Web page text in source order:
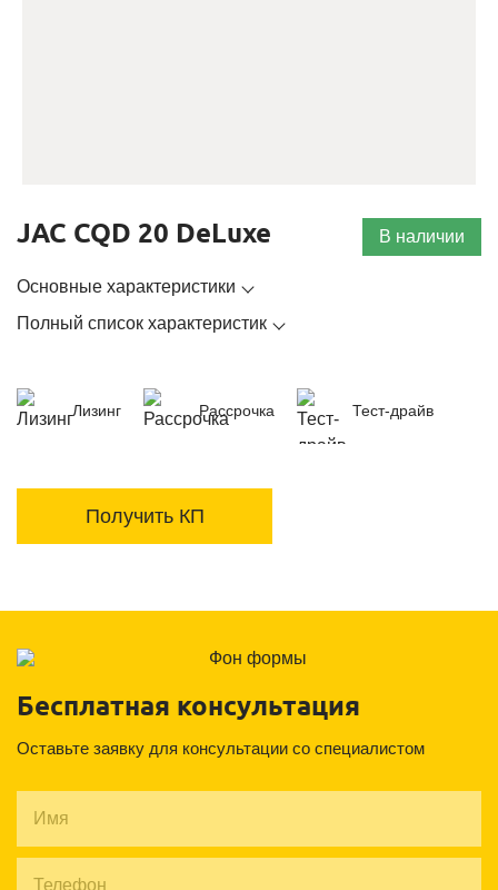
В наличии
JAC CQD 20 DeLuxe
Основные характеристики
Полный список характеристик
Лизинг Рассрочка Тест-драйв
Получить КП
Бесплатная консультация
Оставьте заявку для консультации со специалистом